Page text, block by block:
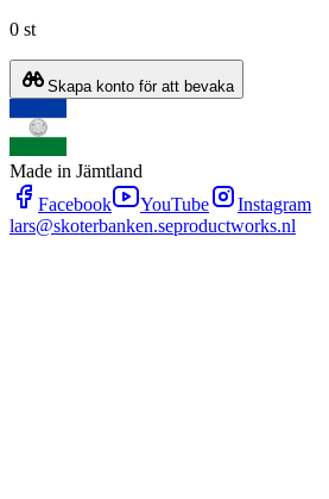
0 st
Skapa konto för att bevaka
Made in Jämtland
Facebook
YouTube
Instagram
lars@skoterbanken.seproductworks.nl